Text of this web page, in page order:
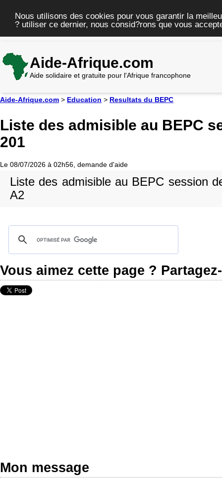
Nous utilisons des cookies pour vous garantir la
? utiliser ce dernier, nous consid?rons que vous
Aide-Afrique.com
Aide solidaire et gratuite pour l'Afrique francophone
Aide-Afrique.com > Education > Resultats du BEPC
Liste des admisible au BEPC
201
Le 08/07/2026 à 02h56, demande d'aide
Liste des admisible au BEPC session
A2
Vous aimez cette page ?
Mon message